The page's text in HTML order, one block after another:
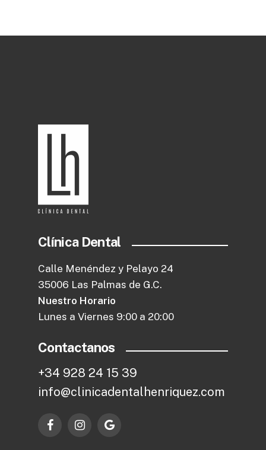
Clínica Dental
Calle Menéndez y Pelayo 24
35006 Las Palmas de G.C.
Nuestro Horario
Lunes a Viernes 9:00 a 20:00
Contactanos
+34 928 24 15 39
info@clinicadentalhenriquez.com